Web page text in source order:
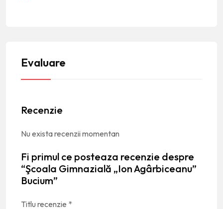
Evaluare
Recenzie
Nu exista recenzii momentan
Fi primul ce posteaza recenzie despre
“Şcoala Gimnazială „Ion Agârbiceanu”
Bucium”
Titlu recenzie *